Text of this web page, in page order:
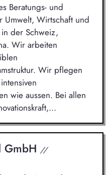
Beratungs- und
Umwelt, Wirtschaft und
der Schweiz,
Wir arbeiten
Wir pflegen
wie aussen. Bei allen
GmbH //